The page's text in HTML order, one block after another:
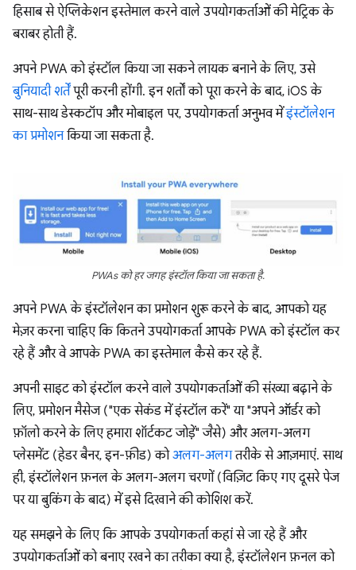
हिसाब से ऐप्लिकेशन इस्तेमाल करने वाले उपयोगकर्ताओं की मेट्रिक के
बराबर होती हैं.
अपने PWA को इंस्टॉल किया जा सकने लायक बनाने के लिए, उसे
बुनियादी शर्तेंपूरी करनी होंगी. इन शर्तों को पूरा करने के बाद, iOS के
साथ-साथ डेस्कटॉप और मोबाइल पर, उपयोगकर्ता अनुभव मेंइंस्टॉलेशन
का प्रमोशनकिया जा सकता है.
PWAs को हर जगह इंस्टॉल किया जा सकता है.
अपने PWA के इंस्टॉलेशन का प्रमोशन शुरू करने के बाद, आपको यह
मेज़र करना चाहिए कि कितने उपयोगकर्ता आपके PWA को इंस्टॉल कर
रहे हैं और वे आपके PWA का इस्तेमाल कैसे कर रहे हैं.
अपनी साइट को इंस्टॉल करने वाले उपयोगकर्ताओं की संख्या बढ़ाने के
लिए, प्रमोशन मैसेज ("एक सेकंड में इंस्टॉल करें" या "अपने ऑर्डर को
फ़ॉलो करने के लिए हमारा शॉर्टकट जोड़ें" जैसे) और अलग-अलग
प्लेसमेंट (हेडर बैनर, इन-फ़ीड) कोअलग-अलगतरीके से आज़माएं. साथ
ही, इंस्टॉलेशन फ़नल के अलग-अलग चरणों (विज़िट किए गए दूसरे पेज
पर या बुकिंग के बाद) में इसे दिखाने की कोशिश करें.
यह समझने के लिए कि आपके उपयोगकर्ता कहां से जा रहे हैं और
उपयोगकर्ताओं को बनाए रखने का तरीका क्या है, इंस्टॉलेशन फ़नल को